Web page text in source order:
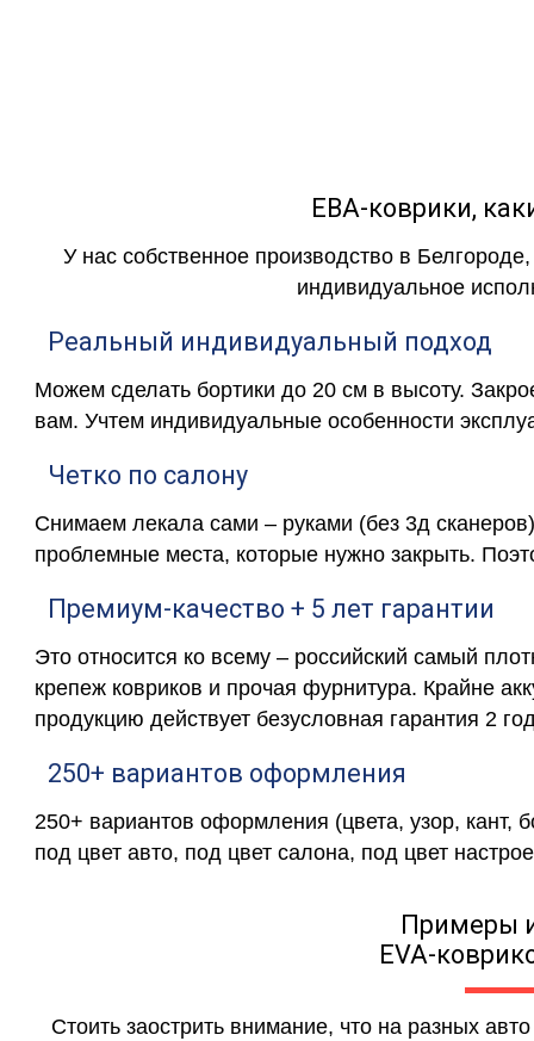
ЕВА-коврики,
У нас собственное производство в
индивидуальное
Реальный индивидуальный подход
Можем сделать бортики до 20 см в высоту.
вам. Учтем индивидуальные особенности
Четко по салону
Снимаем лекала сами – руками (без 3д
проблемные места, которые нужно закрыть.
Премиум-качество + 5 лет гарантии
Это относится ко всему – российский самый
крепеж ковриков и прочая фурнитура. Крайне
продукцию действует безусловная гарантия 2
250+ вариантов оформления
250+ вариантов оформления (цвета, узор, кант,
под цвет авто, под цвет салона, под цвет
Примеры
EVA-
Стоить заострить внимание, что на разных